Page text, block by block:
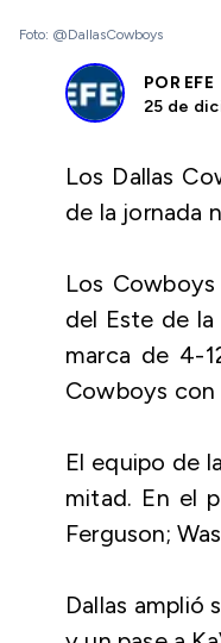
Foto: @DallasCowboys
POR EFE
25 de
Los Dallas
de la jornada
Los
del Este de
marca de 4-
Cowboys con
El equipo de
mitad. En el
Ferguson;
Dallas amplió